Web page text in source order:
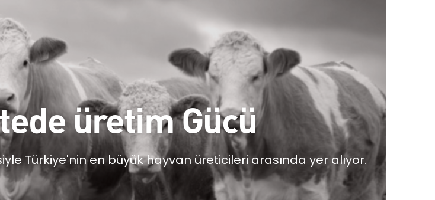
üretim Gücü
Türkiye'nin en büyük hayvan üreticileri arasında yer alıyor.